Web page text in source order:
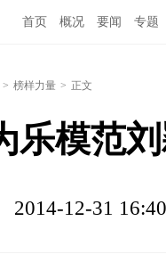
首页 概况 要闻 专题
> 榜样力量 > 正文
乐模范
2014-12-31